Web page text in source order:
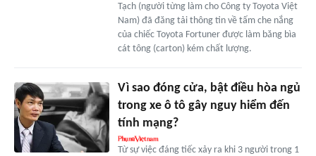
Tạch (người từng làm cho Công ty Toyota Việt
Nam) đã đăng tải thông tin về tấm che nắng
của chiếc Toyota Fortuner được làm băng bìa
cát tông (carton) kém chất lượng.
Vì sao đóng cửa, bật điều hòa ngủ
trong xe ô tô gây nguy hiểm đến
tính mạng?
Từ sự việc đáng tiếc xảy ra khi 3 người trong 1